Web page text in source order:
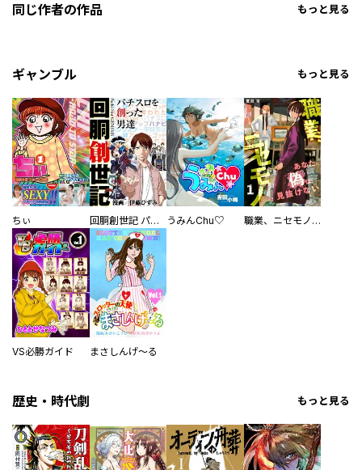
同じ作者の作品 もっと見る
ギャンブル もっと見る
ちぃ 回胴創世記 パチスロを創った男達 うみんChu♡ 職業、ニセモノ～あなたに偽は見抜けない【電子単行本版】
VS必勝ガイド まさしんげ～る
歴史・時代劇 もっと見る